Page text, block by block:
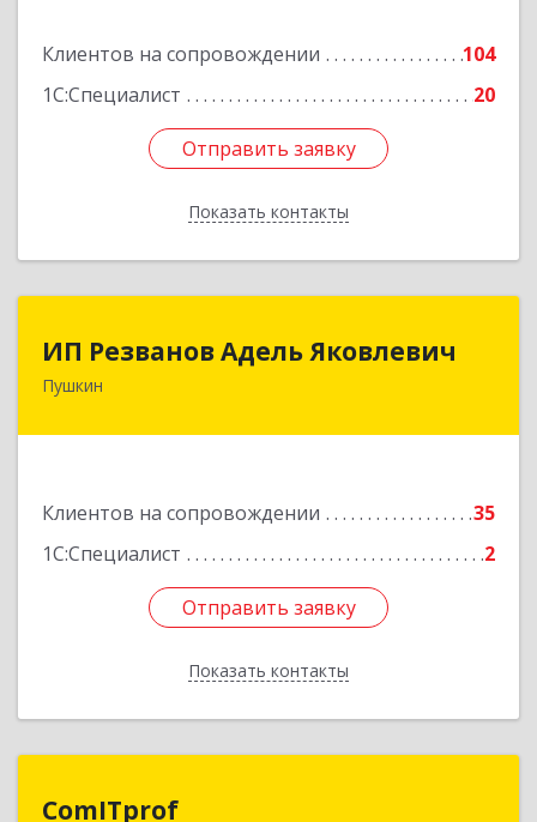
Клиентов на сопровождении
104
1С:Специалист
20
Отправить заявку
Показать контакты
Отправить заявку
Назад
ИП Резванов Адель Яковлевич
Пушкин
Клиентов на сопровождении
35
1С:Специалист
2
Отправить заявку
Показать контакты
196602, Санкт-Петербург г, Пушкин г, Красной
Отправить заявку
Назад
ComITprof